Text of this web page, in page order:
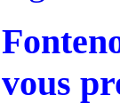
vous